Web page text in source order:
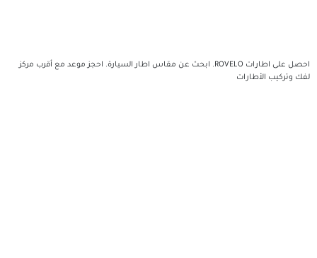
احصل على اطارات ROVELO. ابحث عن مقاس اطار السيارة. احجز موعد مع أقرب مركز